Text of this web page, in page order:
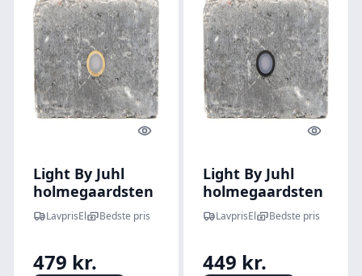
Quick look
Light By Juhl
holmegaardsten
kantblok med
Cosmos messing
cm, antracit
LavprisEl Bedste pris
479 kr.
Quick
Light By Juhl
holmegaardsten
kantblok med
Cosmos sort
cm, antracit
LavprisEl Bedste pris
449 kr.